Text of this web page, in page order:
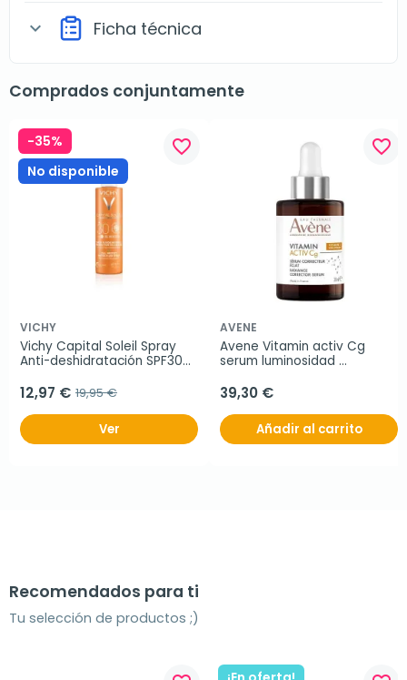
expand_more Ficha técnica
Comprados conjuntamente
-35%
No disponible
favorite_border
VICHY
Vichy Capital Soleil Spray
Anti-deshidratación SPF30+,
12,97 € 19,95 €
Ver
favorite_border
AVENE
Avene Vitamin activ Cg
serum luminosidad
39,30 €
Añadir al carrito
Recomendados para ti
Tu selección de productos ;)